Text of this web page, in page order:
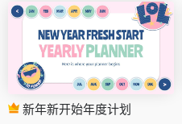
新年新开始年度计划